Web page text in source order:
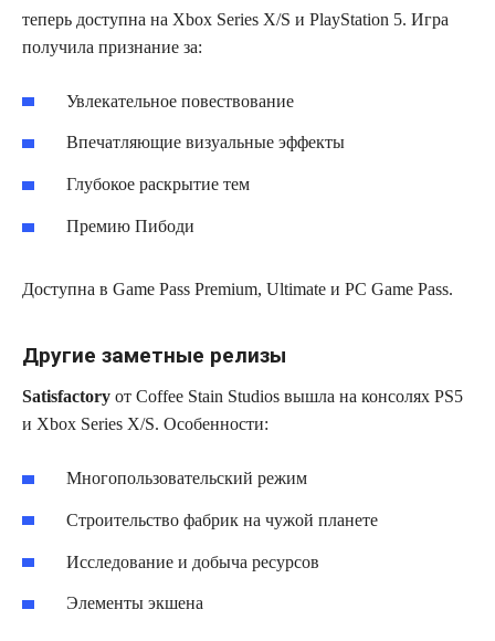
теперь доступна на Xbox Series X/S и PlayStation 5. Игра
получила признание за:
Увлекательное повествование
Впечатляющие визуальные эффекты
Глубокое раскрытие тем
Премию Пибоди
Доступна в Game Pass Premium, Ultimate и PC Game Pass.
Другие заметные релизы
Satisfactory от Coffee Stain Studios вышла на консолях PS5
и Xbox Series X/S. Особенности:
Многопользовательский режим
Строительство фабрик на чужой планете
Исследование и добыча ресурсов
Элементы экшена